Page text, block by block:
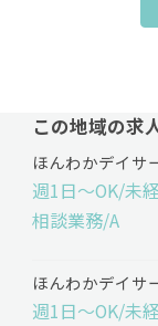
この地域の求
ほんわかデイサ
週1日～OK/未
相談業務/A
ほんわかデイサ
週1日～OK/未